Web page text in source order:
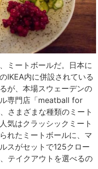
ミートボールだ。日本に
IKEA内に併設されている
が、本場スウェーデンの
専門店「meatball for
さまざまな種類のミート
気はクラッシックミート
れたミートボールに、マ
スがセットで125クロー
テイクアウトを選べるの